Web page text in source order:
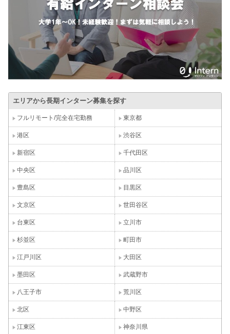
エリアから長期インターン募集を探す
フルリモート/完全在宅勤務 東京都
港区 渋谷区
新宿区 千代田区
中央区 品川区
豊島区 目黒区
文京区 世田谷区
台東区 立川市
杉並区 町田市
江戸川区 大田区
墨田区 武蔵野市
八王子市 荒川区
北区 中野区
江東区 神奈川県